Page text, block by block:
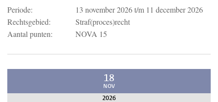
Periode: 13 november 2026t/m 11 december 2026
Rechtsgebied:
Straf(proces)recht
Aantal punten:
NOVA 15
18
NOV
2026